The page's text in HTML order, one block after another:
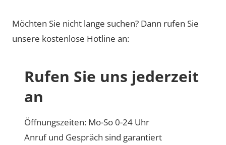
Möchten Sie nicht lange suchen? Dann rufen Sie
unsere kostenlose Hotline an:
Rufen Sie uns jederzeit
an
Öffnungszeiten: Mo-So 0-24 Uhr
Anruf und Gespräch sind garantiert